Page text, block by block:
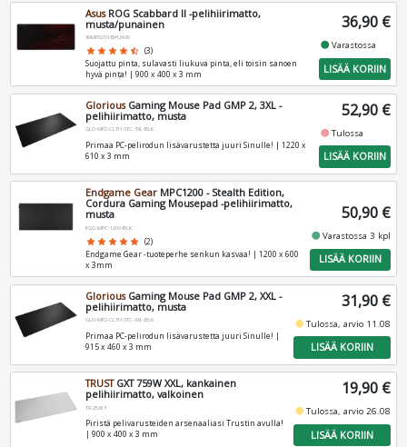
AsusROG Scabbard II -pelihiirimatto,
musta/punainen
90MP0210-BPUA00
star star star star star_half (3)
Suojattu pinta, sulavasti liukuva pinta, eli toisin sanoen
hyvä pinta! | 900 x 400 x 3 mm
36,90 €
fiber_manual_recordVarastossa
LISÄÄ KORIIN
GloriousGaming Mouse Pad GMP 2, 3XL -
pelihiirimatto, musta
GLO-MP2-CLTH-STC-3XL-BLK
Primaa PC-pelirodun lisävarustetta juuri Sinulle! | 1220 x
610 x 3 mm
52,90 €
fiber_manual_recordTulossa
LISÄÄ KORIIN
Endgame Gear MPC1200 - Stealth Edition,
Cordura Gaming Mousepad -pelihiirimatto,
musta
EGG-MPC-1200-BLK
star star star star star (2)
Endgame Gear -tuoteperhe senkun kasvaa! | 1200 x 600
x 3mm
50,90 €
fiber_manual_recordVarastossa 3 kpl
LISÄÄ KORIIN
GloriousGaming Mouse Pad GMP 2, XXL -
pelihiirimatto, musta
GLO-MP2-CLTH-STC-XXL-BLK
Primaa PC-pelirodun lisävarustetta juuri Sinulle! |
915 x 460 x 3 mm
31,90 €
fiber_manual_recordTulossa, arvio 11.08
LISÄÄ KORIIN
TRUSTGXT 759W XXL, kankainen
pelihiirimatto, valkoinen
TR-25613
Piristä pelivarusteiden arsenaaliasi Trustin avulla!
| 900 x 400 x 3 mm
19,90 €
fiber_manual_recordTulossa, arvio 26.08
LISÄÄ KORIIN